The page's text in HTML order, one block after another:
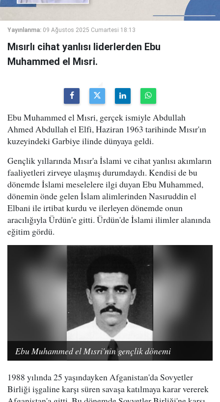
Yayınlanma: 09 Ağustos 2025 Cumartesi 18:13
Mısırlı cihat yanlısı liderlerden Ebu
Muhammed el Mısri.
Ebu Muhammed el Mısri, gerçek ismiyle Abdullah
Ahmed Abdullah el Elfi, Haziran 1963 tarihinde Mısır'ın
kuzeyindeki Garbiye ilinde dünyaya geldi.
Gençlik yıllarında Mısır'a İslami ve cihat yanlısı akımların
faaliyetleri zirveye ulaşmış durumdaydı. Kendisi de bu
dönemde İslami meselelere ilgi duyan Ebu Muhammed,
dönemin önde gelen İslam alimlerinden Nasıruddin el
Elbani ile irtibat kurdu ve ilerleyen dönemde onun
aracılığıyla Ürdün'e gitti. Ürdün'de İslami ilimler alanında
eğitim gördü.
Ebu Muhammed el Mısri'nin gençlik dönemi
1988 yılında 25 yaşındayken Afganistan'da Sovyetler
Birliği işgaline karşı süren savaşa katılmaya karar vererek